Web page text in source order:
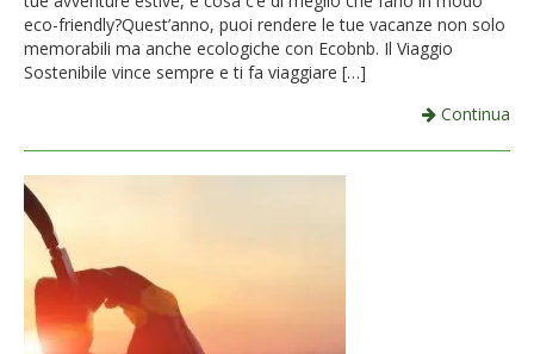
eco-friendly?Quest’anno, puoi rendere le tue vacanze non solo
memorabili ma anche ecologiche con Ecobnb. Il Viaggio
Sostenibile vince sempre e ti fa viaggiare […]
Continua